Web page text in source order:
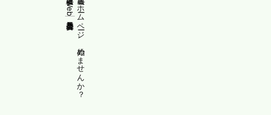
縦書きホームページ、始めませんか？